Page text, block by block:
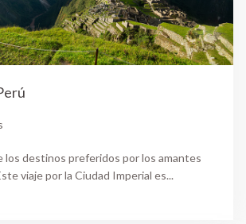
los destinos preferidos por los amantes
viaje por la Ciudad Imperial es...